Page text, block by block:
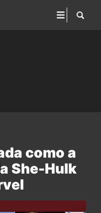
como a
She-Hulk